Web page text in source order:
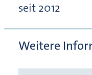
seit 2012
Weitere